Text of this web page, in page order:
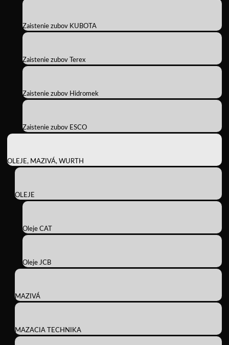
Zaistenie zubov KUBOTA
Zaistenie zubov Terex
Zaistenie zubov Hidromek
Zaistenie zubov ESCO
OLEJE, MAZIVÁ, WURTH
OLEJE
Oleje CAT
Oleje JCB
MAZIVÁ
MAZACIA TECHNIKA